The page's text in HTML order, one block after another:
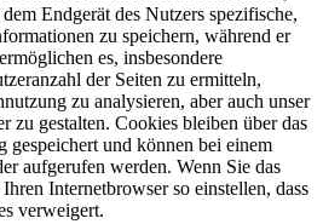
Endgerät des Nutzers spezifische,
zu speichern, während er
es, insbesondere
der Seiten zu ermitteln,
zu analysieren, aber auch unser
zu gestalten. Cookies bleiben über das
gespeichert und können bei einem
aufgerufen werden. Wenn Sie das
Internetbrowser so einstellen, dass
verweigert.